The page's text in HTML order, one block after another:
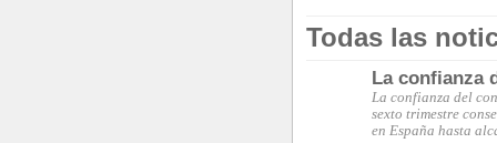
Todas las
La confianza
La confianza del
sexto trimestre
en España hasta